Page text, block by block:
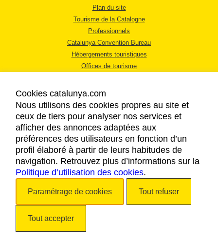
Plan du site
Tourisme de la Catalogne
Professionnels
Catalunya Convention Bureau
Hébergements touristiques
Offices de tourisme
MENTIONS LÉGALES
RÈGLES DE CONFIDENTIALITÉ
COOKIES
ACCESSIBILITÉ
Cookies catalunya.com
Nous utilisons des cookies propres au site et
ceux de tiers pour analyser nos services et
afficher des annonces adaptées aux
préférences des utilisateurs en fonction d’un
profil élaboré à partir de leurs habitudes de
navigation. Retrouvez plus d’informations sur la
Politique d’utilisation des cookies.
Paramétrage de cookies Tout refuser
Tout accepter